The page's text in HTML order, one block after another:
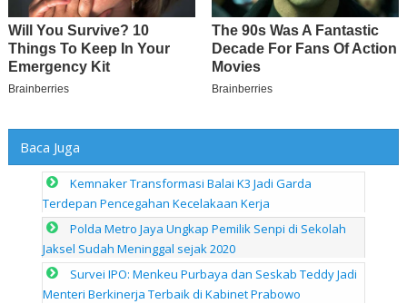
Baca Juga
Kemnaker Transformasi Balai K3 Jadi Garda
Terdepan Pencegahan Kecelakaan Kerja
Polda Metro Jaya Ungkap Pemilik Senpi di Sekolah
Jaksel Sudah Meninggal sejak 2020
Survei IPO: Menkeu Purbaya dan Seskab Teddy Jadi
Menteri Berkinerja Terbaik di Kabinet Prabowo